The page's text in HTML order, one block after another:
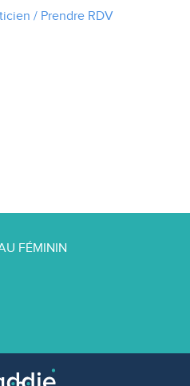
/ Prendre RDV
FÉMININ